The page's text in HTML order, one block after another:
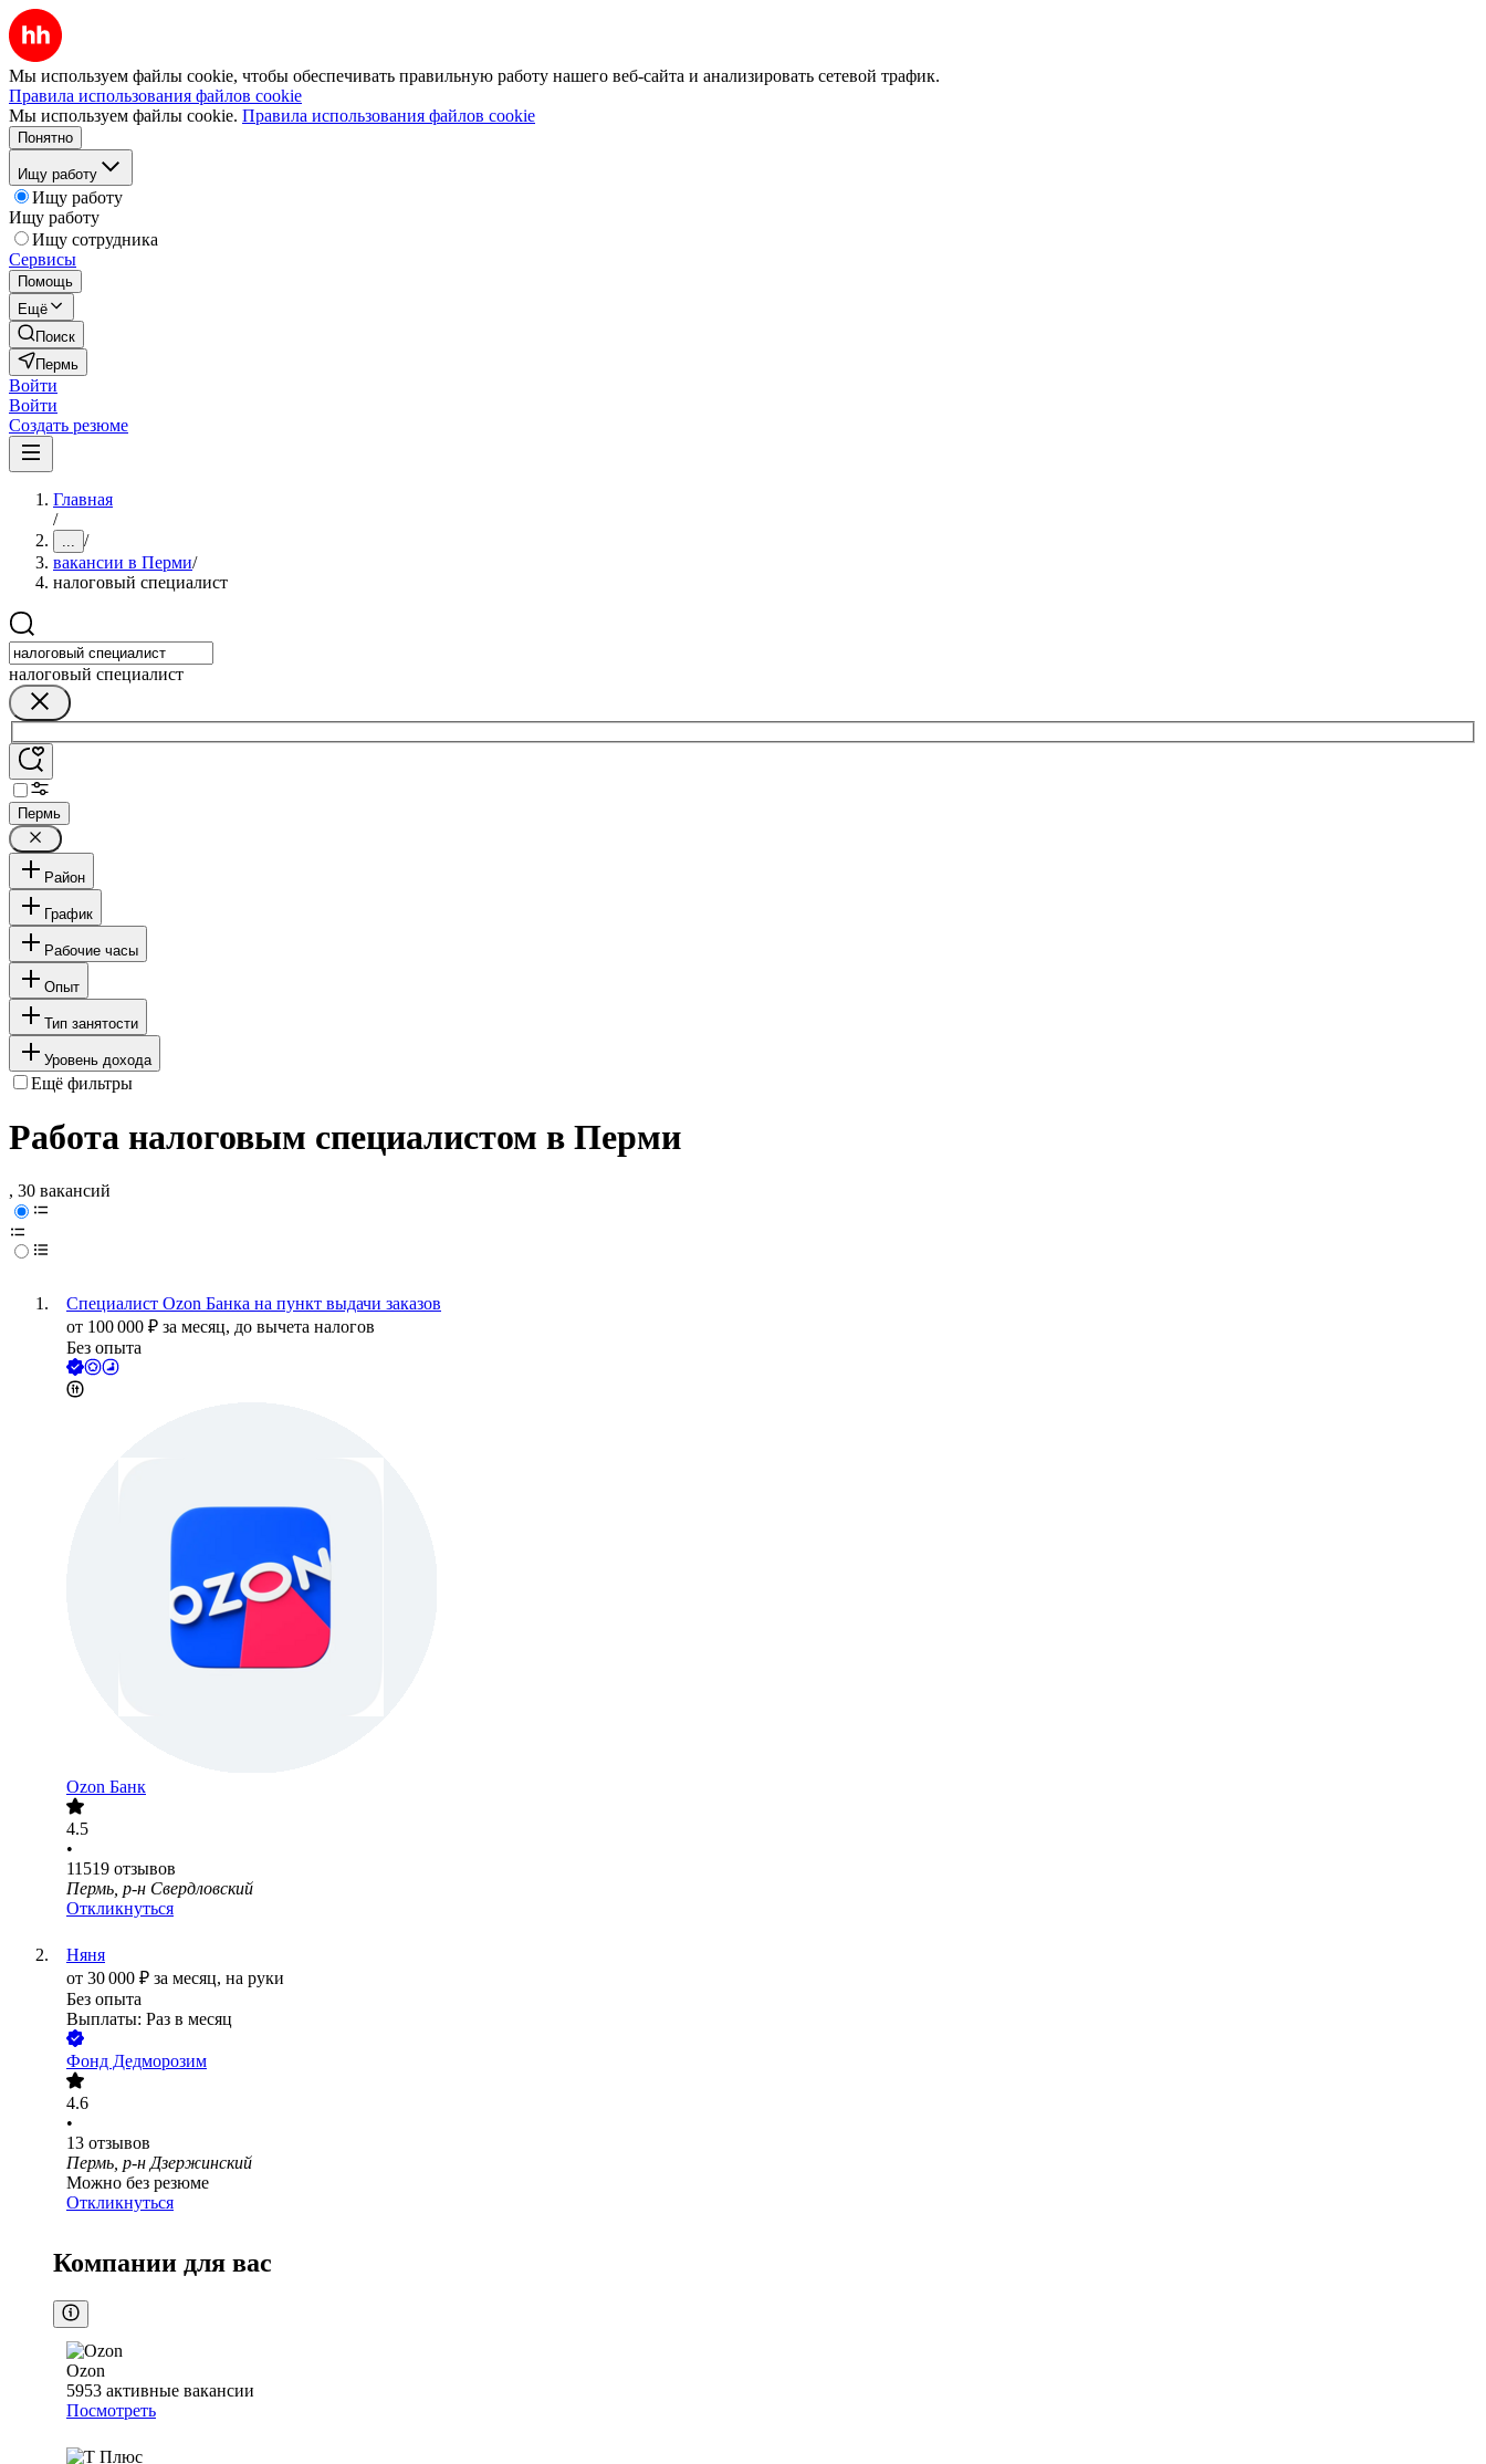
Мы используем файлы cookie, чтобы обеспечивать правильную работу нашего веб-сайта и анализировать сетевой трафик.
Правила использования файлов cookie
Мы используем файлы cookie. Правила использования файлов cookie
Понятно
Ищу работу
Ищу работу
Ищу работу
Ищу сотрудника
Сервисы
Помощь
Ещё
Поиск
Пермь
Войти
Войти
Создать резюме
Главная
/
... /
вакансии в Перми/
налоговый специалист
налоговый специалист
Пермь
Район
График
Рабочие часы
Опыт
Тип занятости
Уровень дохода
Ещё фильтры
Работа налоговым специалистом в Перми
, 30 вакансий
Специалист Ozon Банка на пункт выдачи заказов
от 100 000 ₽ за месяц, до вычета налогов
Без опыта
Ozon Банк
4.5
•
11519 отзывов
Пермь, р-н Свердловский
Откликнуться
Няня
от 30 000 ₽ за месяц, на руки
Без опыта
Выплаты: Раз в месяц
Фонд Дедморозим
4.6
•
13 отзывов
Пермь, р-н Дзержинский
Можно без резюме
Откликнуться
Компании для вас
Ozon
5953 активные вакансии
Посмотреть